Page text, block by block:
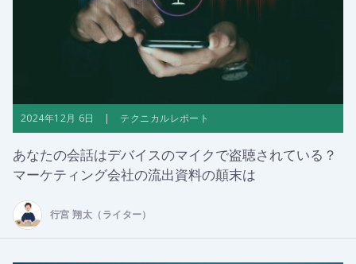
2024年12月 6日 | テクニカルレポート
あなたの会話はデバイスのマイクで盗聴されている？
マーケティング会社の流出資料の顛末は
行宮 翔太（ライター）